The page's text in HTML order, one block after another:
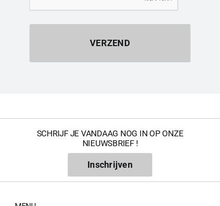
VERZEND
SCHRIJF JE VANDAAG NOG IN OP ONZE
NIEUWSBRIEF !
Inschrijven